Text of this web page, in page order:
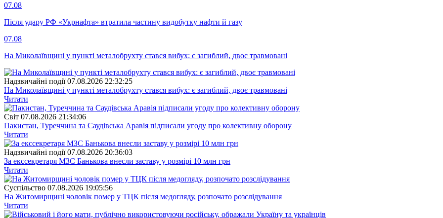
07.08
Після удару РФ «Укрнафта» втратила частину видобутку нафти й газу
07.08
На Миколаївщині у пункті металобрухту стався вибух: є загиблий, двоє травмовані
Надзвичайні події 07.08.2026 22:32:25
На Миколаївщині у пункті металобрухту стався вибух: є загиблий, двоє травмовані
Читати
Свiт 07.08.2026 21:34:06
Пакистан, Туреччина та Саудівська Аравія підписали угоду про колективну оборону
Читати
Надзвичайні події 07.08.2026 20:36:03
За екссекретаря МЗС Банькова внесли заставу у розмірі 10 млн грн
Читати
Суспiльство 07.08.2026 19:05:56
На Житомирщині чоловік помер у ТЦК після медогляду, розпочато розслідування
Читати